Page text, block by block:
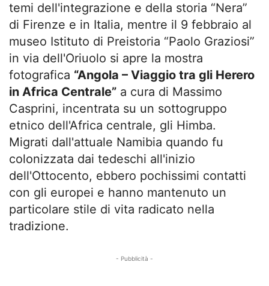
temi dell'integrazione e della storia “Nera”
di Firenze e in Italia, mentre il 9 febbraio al
museo Istituto di Preistoria “Paolo Graziosi”
in via dell'Oriuolo si apre la mostra
fotografica “Angola – Viaggio tra gli Herero
in Africa Centrale” a cura di Massimo
Casprini, incentrata su un sottogruppo
etnico dell'Africa centrale, gli Himba.
Migrati dall'attuale Namibia quando fu
colonizzata dai tedeschi all'inizio
dell'Ottocento, ebbero pochissimi contatti
con gli europei e hanno mantenuto un
particolare stile di vita radicato nella
tradizione.
- Pubblicità -